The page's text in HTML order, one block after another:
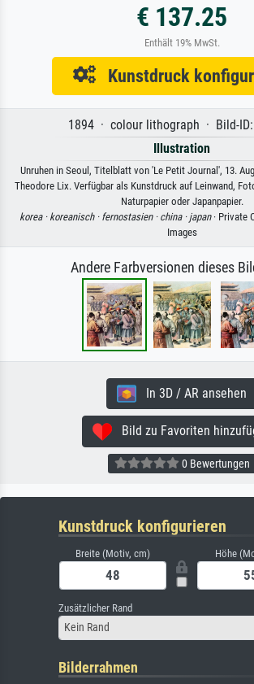
€ 137.25
Enthält 19% MwSt.
Kunstdruck
1894 · colour lithograph · Bild-
Illustration
Unruhen in Seoul, Titelblatt von 'Le Petit Journal', 13.
Theodore Lix. Verfügbar als Kunstdruck auf Leinwand,
Naturpapier oder Japanpapier.
korea · koreanisch · fernostasien · china · japan· Private
Images
Andere Farbversionen dieses
In 3D / AR ansehen
Bild zu Favoriten
0 Bewertungen
Kunstdruck konfigurieren
Breite (Motiv, cm) Höhe
Zusätzlicher Rand
Kein Rand
Bilderrahmen